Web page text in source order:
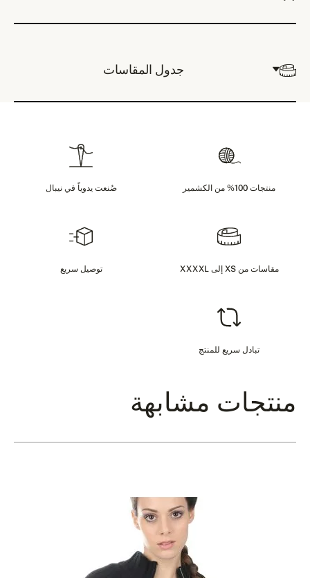
جدول المقاسات
منتجات 100% من الكشمير صُنعت يدوياً في نيبال
مقاسات من XS إلى XXXXL توصيل سريع
تبادل سريع للمنتج
منتجات مشابهة